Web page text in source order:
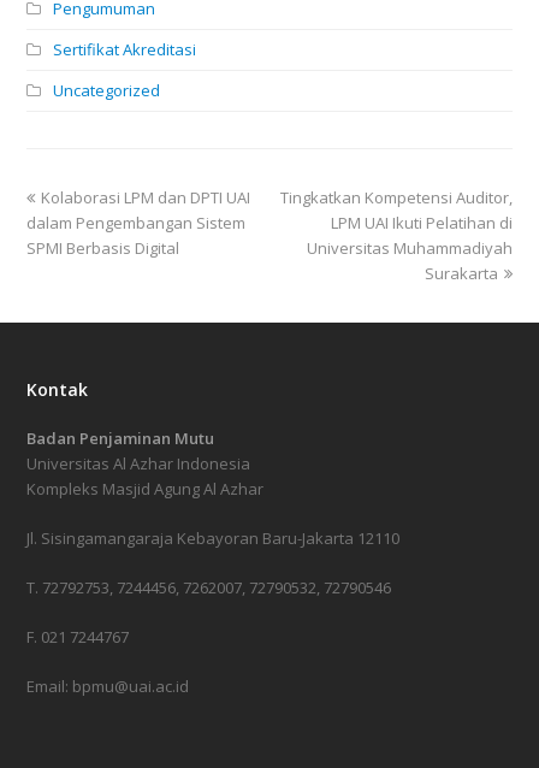
Pengumuman
Sertifikat Akreditasi
Uncategorized
previous
post:
Kolaborasi LPM dan DPTI UAI
dalam Pengembangan Sistem
SPMI Berbasis Digital
next
Tingkatkan Kompetensi Auditor,
LPM UAI Ikuti Pelatihan di
Universitas Muhammadiyah
Surakarta
Kontak
Badan Penjaminan Mutu
Universitas Al Azhar Indonesia
Kompleks Masjid Agung Al Azhar
Jl. Sisingamangaraja Kebayoran Baru-Jakarta 12110
T. 72792753, 7244456, 7262007, 72790532, 72790546
F. 021 7244767
Email: bpmu@uai.ac.id